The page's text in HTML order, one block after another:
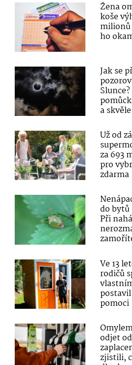
Žena
koše
ho
Jak se
a
Už od
za 693
pro
zdarma
do bytů
Při
Ve 13
rodičů
pomoci
odjet
zjistili,